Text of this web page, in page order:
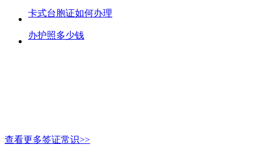
卡式台胞证如何办理
办护照多少钱
查看更多签证常识>>